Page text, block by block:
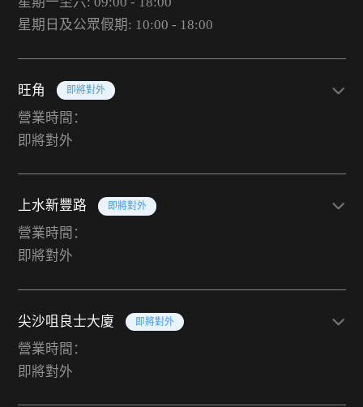
星期日及公眾假期: 10:00 - 18:00
旺角 即將對外
營業時間：
即將對外
上水新豐路 即將對外
營業時間：
即將對外
尖沙咀良士大廈 即將對外
營業時間：
即將對外